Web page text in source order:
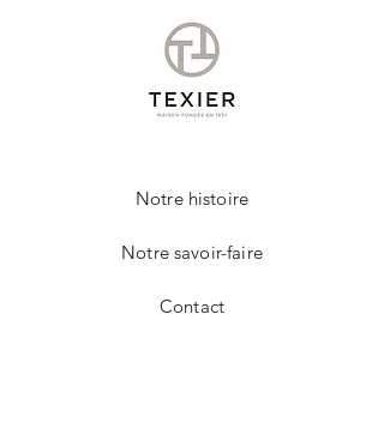
Notre histoire
Notre savoir-faire
Contact